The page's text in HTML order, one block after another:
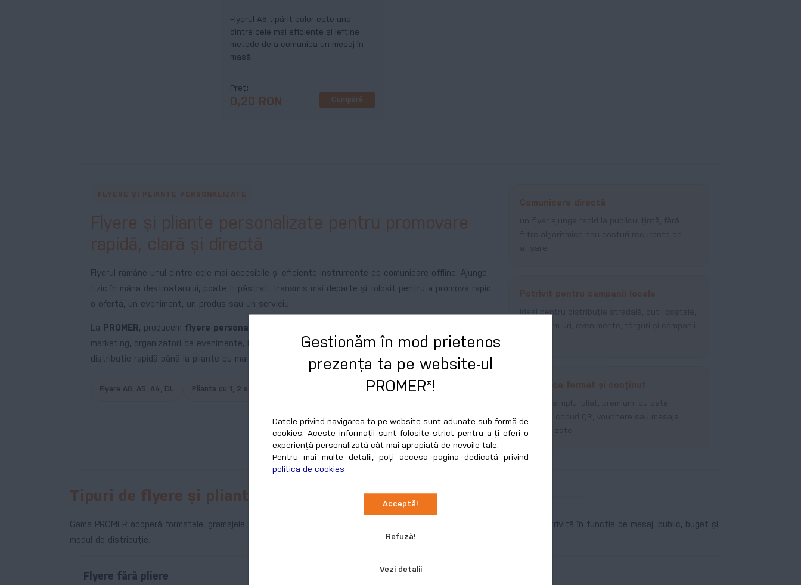
Gestionăm în mod prietenos
prezența ta pe website-ul
PROMER®!
Datele privind navigarea ta pe website sunt adunate sub formă de
cookies. Aceste informații sunt folosite strict pentru a-ți oferi o
experiență personalizată cât mai apropiată de nevoile tale.
Pentru mai multe detalii, poți accesa pagina dedicată privind
politica de cookies
Vezi detalii
Refuză!
Acceptă!
Flyerul A6 tipărit color este una
dintre cele mai eficiente și ieftine
metode de a comunica un mesaj în
masă.
Preț
0,20 RON Cumpără
FLYERE ȘI PLIANTE PERSONALIZATE
Flyere și pliante personalizate pentru promovare
rapidă, clară și directă
Flyerul rămâne unul dintre cele mai accesibile și eficiente instrumente de comunicare offline. Ajunge
fizic în mâna destinatarului, poate fi păstrat, transmis mai departe și folosit pentru a promova rapid
o ofertă, un eveniment, un produs sau un serviciu.
La PROMER, producem flyere personalizate
marketing, organizatori de evenimente, instituții și ONG-uri – de la flyere A6 sau A5 pentru
distribuție rapidă până la pliante cu mai multe fețe pentru prezentări, showroom-uri și târguri.
Flyere A6, A5, A4, DL Pliante cu 1, 2 sau mai multe pliuri Tipar digital și offset Finisaje speciale
Comunicare directă
un flyer ajunge rapid la publicul țintă, fără
filtre algoritmice sau costuri recurente de
afișare.
Potrivit pentru campanii locale
ideal pentru distribuție stradală, cutii poștale,
showroom-uri, evenimente, târguri și campanii
Flexibil ca format și conținut
poate fi simplu, pliat, premium, cu date
variabile, coduri QR, vouchere sau mesaje
personalizate.
Tipuri de flyere și pliante disponibile
Gama PROMER acoperă formatele, gramajele și tipurile de pliere utilizate în comunicarea prin print. Poți alege varianta potrivită în funcție de mesaj, public, buget și
modul de distribuție.
Flyere fără pliere